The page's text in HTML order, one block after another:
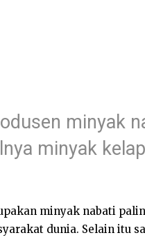
minyak
minyak
minyak nabati
dunia. Selain itu